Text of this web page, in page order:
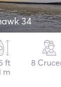
34
ft
m
8